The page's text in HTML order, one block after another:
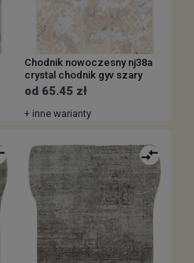
Chodnik nowoczesny nj38a
crystal chodnik gyv szary
od 65.45 zł
+ inne warianty